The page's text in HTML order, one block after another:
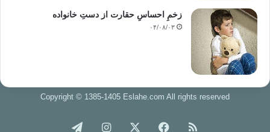
زخمِ احساسِ حقارت از دستِ خانواده
۰۴/۰۸/۰۳
Copyright © 1385-1405 Eslahe.com All rights reserved
خوراک فیس اینستاگرام